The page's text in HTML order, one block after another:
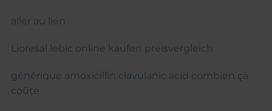
aller au lien
Lioresal lebic online kaufen preisvergleich
générique amoxicillin clavulanic acid combien ça
coûte